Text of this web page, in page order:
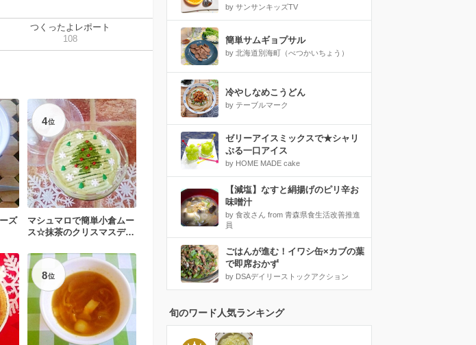
つくったよレポート
108
ズ
4位
マシュマロで簡単小倉ムー
ス☆抹茶のクリスマスデコ
8位
by サンサンキッズTV
簡単サムギョプサル
by 北海道別海町（べつかいちょう）
冷やしなめこうどん
by テーブルマーク
ゼリーアイスミックスで★シャリ
ぷる一口アイス
by HOME MADE cake
【減塩】なすと絹揚げのピリ辛お
味噌汁
by 食改さん from 青森県食生活改善推進
員
ごはんが進む！イワシ缶×カブの葉
で即席おかず
by DSAデイリーストックアクション
旬のワード人気ランキング